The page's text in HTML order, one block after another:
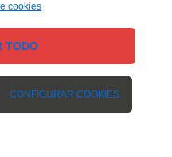
cookies
TODO
CONFIGURAR COOKIES